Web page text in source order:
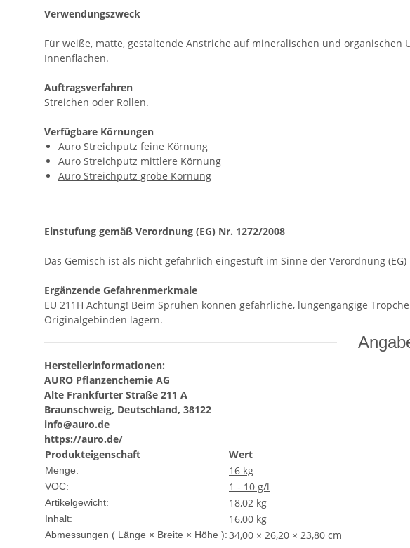
Verwendungszweck
Für weiße, matte, gestaltende Anstriche auf mineralischen und organischen
Innenflächen.
Auftragsverfahren
Streichen oder Rollen.
Verfügbare Körnungen
Auro Streichputz feine Körnung
Auro Streichputz mittlere Körnung
Auro Streichputz grobe Körnung
Einstufung gemäß Verordnung (EG) Nr. 1272/2008
Das Gemisch ist als nicht gefährlich eingestuft im Sinne der Verordnung (EG)
Ergänzende Gefahrenmerkmale
EU 211H Achtung! Beim Sprühen können gefährliche, lungengängige
Originalgebinden lagern.
Herstellerinformationen:
AURO Pflanzenchemie AG
Alte Frankfurter Straße 211 A
Braunschweig, Deutschland, 38122
info@auro.de
https://auro.de/
Produkteigenschaft
Wert
Menge: 16 kg
VOC: 1 - 10 g/l
Artikelgewicht: 18,02 kg
Inhalt: 16,00 kg
Abmessungen ( Länge × Breite × Höhe ):34,00 × 26,20 × 23,80 cm